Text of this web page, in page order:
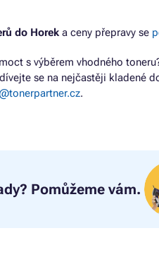
do Horek a ceny přepravy se
s výběrem vhodného
se na nejčastěji kladené
.
Pomůžeme vám.